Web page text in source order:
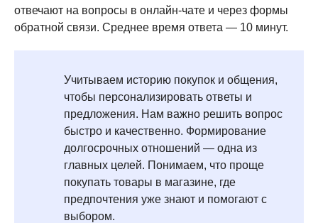
отвечают на вопросы в онлайн-чате и через формы
обратной связи. Среднее время ответа — 10 минут.
Учитываем историю покупок и общения,
чтобы персонализировать ответы и
предложения. Нам важно решить вопрос
быстро и качественно. Формирование
долгосрочных отношений — одна из
главных целей. Понимаем, что проще
покупать товары в магазине, где
предпочтения уже знают и помогают с
выбором.